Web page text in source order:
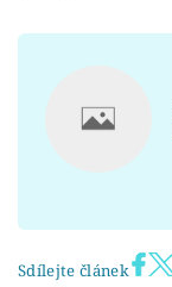
Sdílejte článek